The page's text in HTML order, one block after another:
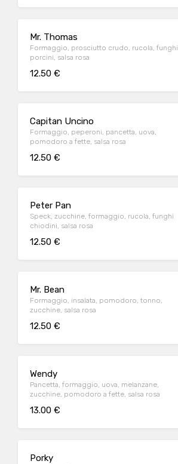
Mr. Thomas
Formaggio, prosciutto crudo, rucola, funghi
porcini, salsa rosa
12.50 €
Capitan Uncino
Formaggio, peperoni, pancetta, uova,
pomodoro a fette, salsa rosa
12.50 €
Peter Pan
Speck, zucchine, formaggio, rucola, funghi
chiodini, salsa rosa
12.50 €
Mr. Bean
Formaggio, insalata, pomodoro, tonno,
zucchine, salsa rosa
12.50 €
Wendy
Pancetta, formaggio, uova, melanzane,
zucchine, pomodoro a fette, salsa rosa
13.00 €
Porky